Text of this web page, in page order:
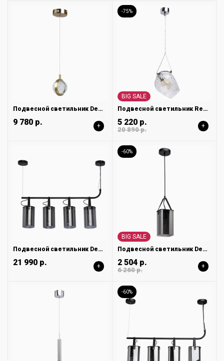
Подвесной светильник DeMarkt Капелия 730011701
9 780 р. +
-75%
BIG SALE
Подвесной светильник Regenbogen Бремен 606010501
5 220 р.
20 890 р. +
Подвесной светильник DeMarkt Тетро 673014504
21 990 р. +
-60%
BIG SALE
Подвесной светильник DeMarkt Тетро 673015701
2 504 р.
6 260 р. +
-60%